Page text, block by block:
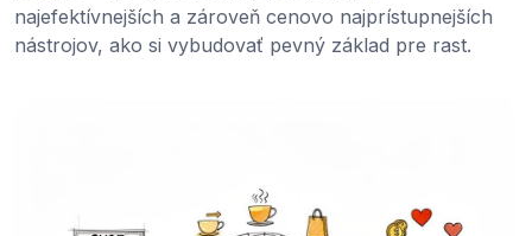
najefektívnejších a zároveň cenovo najprístupnejších
nástrojov, ako si vybudovať pevný základ pre rast.